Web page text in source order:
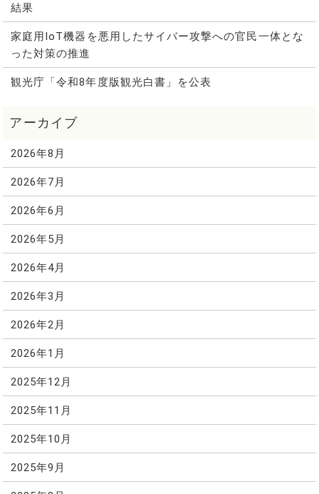
結果
家庭用IoT機器を悪用したサイバー攻撃への官民一体とな
った対策の推進
観光庁「令和8年度版観光白書」を公表
2026年8月
2026年7月
2026年6月
2026年5月
2026年4月
2026年3月
2026年2月
2026年1月
2025年12月
2025年11月
2025年10月
2025年9月